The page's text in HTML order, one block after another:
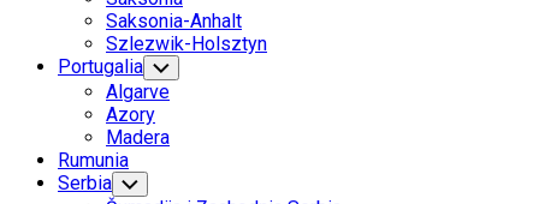
Saksonia-Anhalt
Szlezwik-Holsztyn
Portugalia Toggle
Child
Menu
Algarve
Azory
Madera
Rumunia
Serbia Toggle